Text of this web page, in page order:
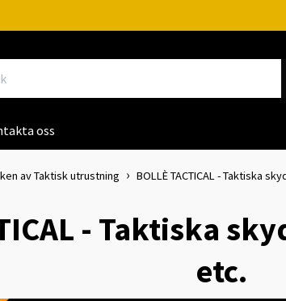
oss
av Taktisk utrustning BOLLÈ TACTICAL - Taktiska
- Taktiska
etc.